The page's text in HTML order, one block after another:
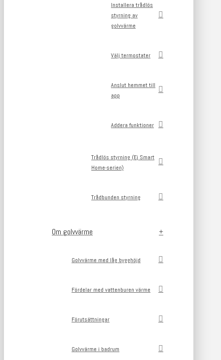
Installera trådlös
styrning av
golvvärme
Välj termostater
Anslut hemmet till
app
Addera funktioner
Trådlös styrning (Ej Smart
Home-serien)
Trådbunden styrning
Om golvvärme
Golvvärme med låg bygghöjd
Fördelar med vattenburen värme
Förutsättningar
Golvvärme i badrum